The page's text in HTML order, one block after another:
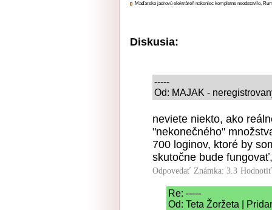
Maďarsko jadrovú elektráreň nakoniec kompletne neodstavilo,
Diskusia:
-----
Od: MAJAK -
neviete niekto, ako
"nekonečného"
700 loginov, ktoré by
skutočne bude
Odpovedať Známka: 3.3
Re: -----
Od: Teta Žoržeta |